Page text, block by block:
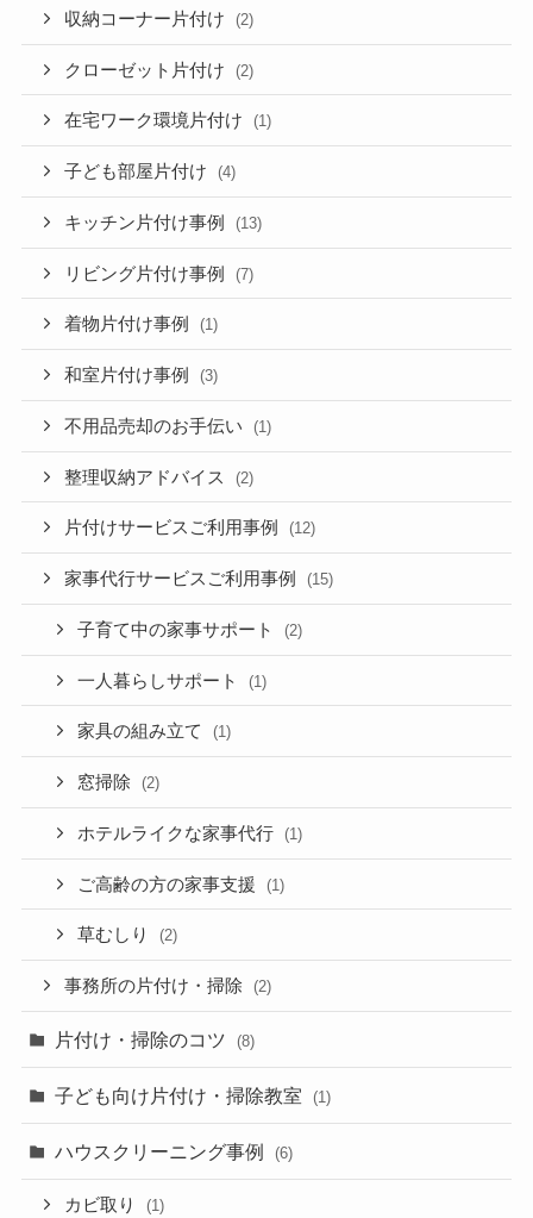
収納コーナー片付け (2)
クローゼット片付け (2)
在宅ワーク環境片付け (1)
子ども部屋片付け (4)
キッチン片付け事例 (13)
リビング片付け事例 (7)
着物片付け事例 (1)
和室片付け事例 (3)
不用品売却のお手伝い (1)
整理収納アドバイス (2)
片付けサービスご利用事例 (12)
家事代行サービスご利用事例 (15)
子育て中の家事サポート (2)
一人暮らしサポート (1)
家具の組み立て (1)
窓掃除 (2)
ホテルライクな家事代行 (1)
ご高齢の方の家事支援 (1)
草むしり (2)
事務所の片付け・掃除 (2)
片付け・掃除のコツ (8)
子ども向け片付け・掃除教室 (1)
ハウスクリーニング事例 (6)
カビ取り (1)